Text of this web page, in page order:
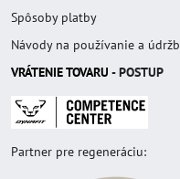
Spôsoby platby
Návody na používanie a
VRÁTENIE TOVARU - POSTUP
Partner pre regeneráciu: